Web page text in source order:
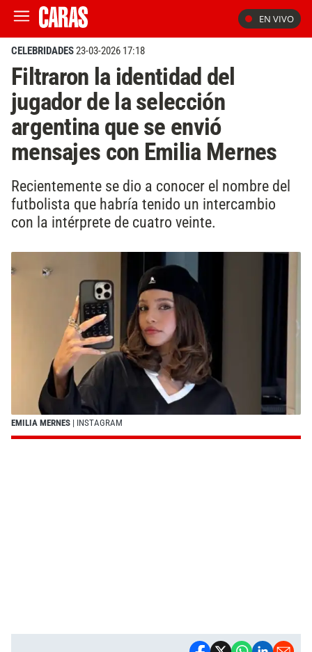
EN VIVO
CELEBRIDADES23-03-2026 17:18
Filtraron la identidad del
jugador de la selección
argentina que se envió
mensajes con Emilia Mernes
Recientemente se dio a conocer el nombre del
futbolista que habría tenido un intercambio
con la intérprete de cuatro veinte.
EMILIA MERNES | INSTAGRAM